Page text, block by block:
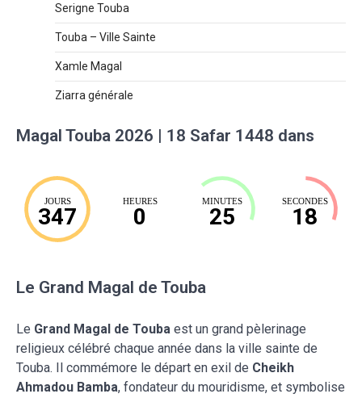
Serigne Touba
Touba – Ville Sainte
Xamle Magal
Ziarra générale
Magal Touba 2026 | 18 Safar 1448 dans
JOURS
347
HEURES
0
MINUTES
25
SECONDES
17
Le Grand Magal de Touba
Le Grand Magal de Touba est un grand pèlerinage
religieux célébré chaque année dans la ville sainte de
Touba. Il commémore le départ en exil de Cheikh
Ahmadou Bamba, fondateur du mouridisme, et symbolise